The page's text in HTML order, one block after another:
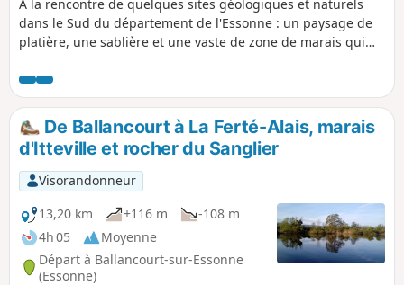
À la rencontre de quelques sites géologiques et naturels
dans le Sud du département de l'Essonne : un paysage de
platière, une sablière et une vaste de zone de marais qui
passages en sous-bois, les plus nombreux, et entre les
champs.
De Ballancourt à La Ferté-Alais, marais
d'Itteville et rocher du Sanglier
Visorandonneur
13,20 km
+116 m
-108 m
4h 05
Moyenne
Départ à Ballancourt-sur-Essonne
(Essonne)